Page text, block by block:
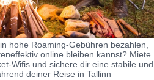
hohe Roaming-Gebühren bezahlen,
online bleiben kannst? Miete
Wifis und sichere dir eine stabile und
deiner Reise in Tallinn